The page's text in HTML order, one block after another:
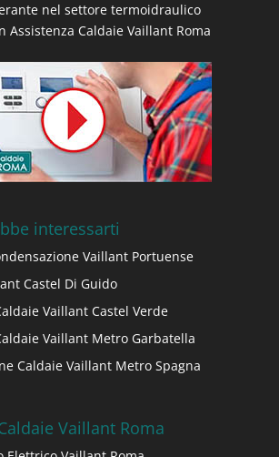
nel settore termoidraulico
Assistenza Caldaie Vaillant Roma
interessarti
Vaillant Portuense
Castel Di Guido
Vaillant Castel Verde
Vaillant Metro Garbatella
Caldaie Vaillant Metro Spagna
Vaillant Roma